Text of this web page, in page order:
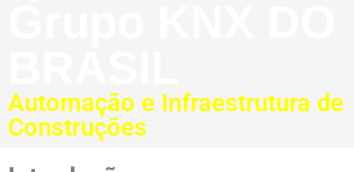
Automação e Infraestrutura de
Construções​